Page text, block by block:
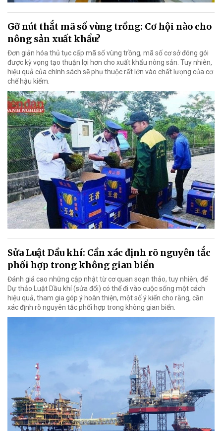
Gỡ nút thắt mã số vùng trồng: Cơ hội nào cho
nông sản xuất khẩu?
Đơn giản hóa thủ tục cấp mã số vùng trồng, mã số cơ sở đóng gói
được kỳ vọng tạo thuận lợi hơn cho xuất khẩu nông sản. Tuy nhiên,
hiệu quả của chính sách sẽ phụ thuộc rất lớn vào chất lượng của cơ
chế hậu kiểm.
Sửa Luật Dầu khí: Cần xác định rõ nguyên tắc
phối hợp trong không gian biển
Đánh giá cao những cập nhật từ cơ quan soạn thảo, tuy nhiên, để
Dự thảo Luật Dầu khí (sửa đổi) có thể đi vào cuộc sống một cách
hiệu quả, tham gia góp ý hoàn thiện, một số ý kiến cho rằng, cần
xác định rõ nguyên tắc phối hợp trong không gian biển.